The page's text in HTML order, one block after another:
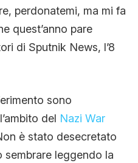
perdonatemi, ma mi fa
quest’anno pare
di Sputnik News, l’8
sono
del Nazi War
è stato desecretato
sembrare leggendo la